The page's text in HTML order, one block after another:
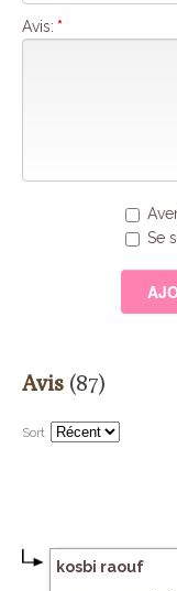
Avis: *
Se
Avis (87)
Sort
kosbi raouf